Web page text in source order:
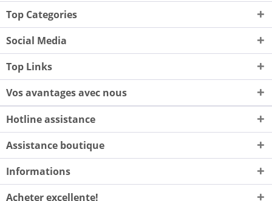
Top Categories
Social Media
Top Links
Vos avantages avec nous
Hotline assistance
Assistance boutique
Informations
Acheter excellente!